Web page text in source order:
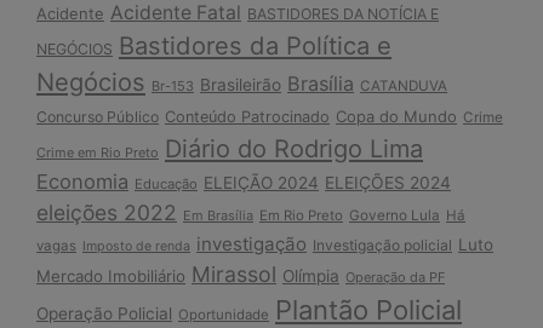
Acidente Acidente Fatal BASTIDORES DA NOTÍCIA E
NEGÓCIOS Bastidores da Política e
Negócios Br-153 Brasileirão Brasília CATANDUVA
Concurso Público Conteúdo Patrocinado Copa do Mundo Crime
Crime em Rio Preto Diário do Rodrigo Lima
Economia Educação ELEIÇÃO 2024 ELEIÇÕES 2024
eleições 2022 Em Brasília Em Rio Preto Governo Lula Há
vagas
Imposto de renda investigação Investigação policial Luto
Mercado Imobiliário Mirassol Olímpia Operação da PF
Operação Policial Oportunidade Plantão Policial